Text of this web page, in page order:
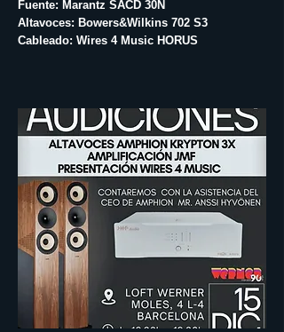
Fuente: Marantz SACD 30N
Altavoces: Bowers&Wilkins 702 S3
Cableado: Wires 4 Music HORUS